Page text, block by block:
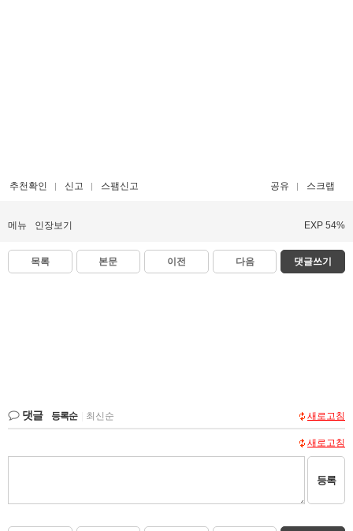
추천확인 신고 스팸신고 공유 스크랩
메뉴 인장보기 EXP 54%
목록 본문 이전 다음 댓글쓰기
댓글 등록순 최신순 새로고침
새로고침
등록